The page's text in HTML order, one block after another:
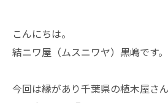
こんにちは。
結ニワ屋（ムスニワヤ）黒嶋です。
今回は縁があり千葉県の植木屋さ